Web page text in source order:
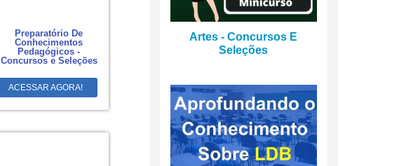
Preparatório De
Conhecimentos
Pedagógicos -
Concursos e Seleções
ACESSAR AGORA!
Artes - Concursos E
Seleções